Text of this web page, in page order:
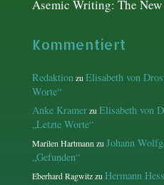
Asemic Writing: The
Kommentiert
RedaktionzuElisabeth von
Worte“
Anke KramerzuElisabeth von
„Letzte Worte“
Marilen HartmannzuJohann
„Gefunden“
Eberhard RagwitzzuHermann